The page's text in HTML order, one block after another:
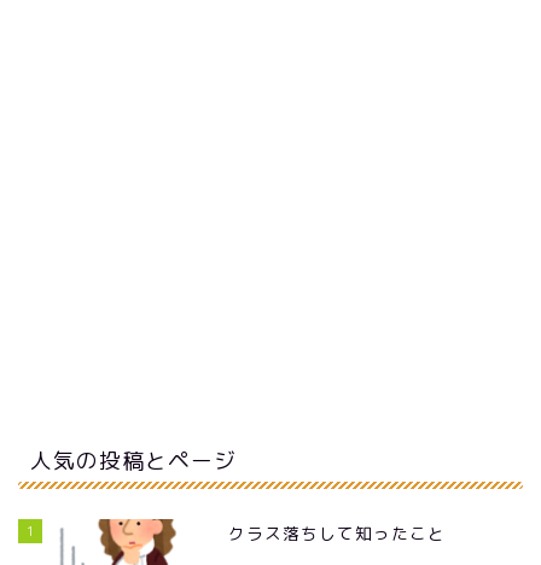
人気の投稿とページ
1 クラス落ちして知ったこと